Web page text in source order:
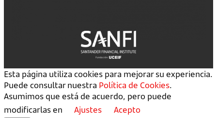
Esta página utiliza cookies para mejorar su experiencia.
Puede consultar nuestra Política de Cookies.
Asumimos que está de acuerdo, pero puede
modificarlas en
Ajustes Acepto